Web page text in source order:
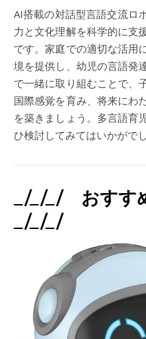
AI搭載の対話型言語交流ロ
力と文化理解を科学的に支
です。家庭での適切な活用
境を提供し、幼児の言語発
で一緒に取り組むことで、
国際感覚を育み、将来にわ
を築きましょう。多言語育
ひ検討してみてはいかがでし
_/_/_/ おすす
_/_/_/